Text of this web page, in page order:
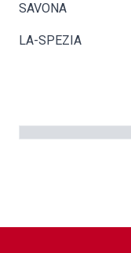
SAVONA
LA-SPEZIA